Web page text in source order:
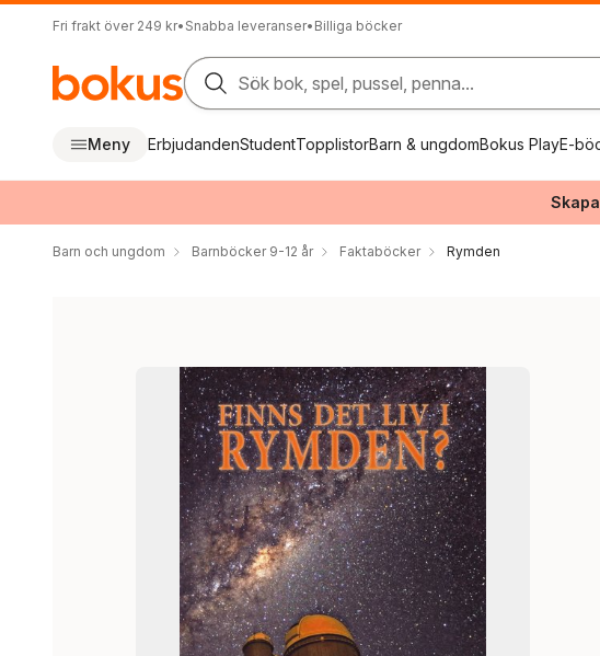
Fri frakt över 249 kr• Snabba leveranser• Billiga böcker
Sök bok, spel, pussel, penna...
Meny ErbjudandenStudentTopplistorBarn & ungdomBokus PlayE-
Barn och ungdom Barnböcker 9-12 år Faktaböcker Rymden